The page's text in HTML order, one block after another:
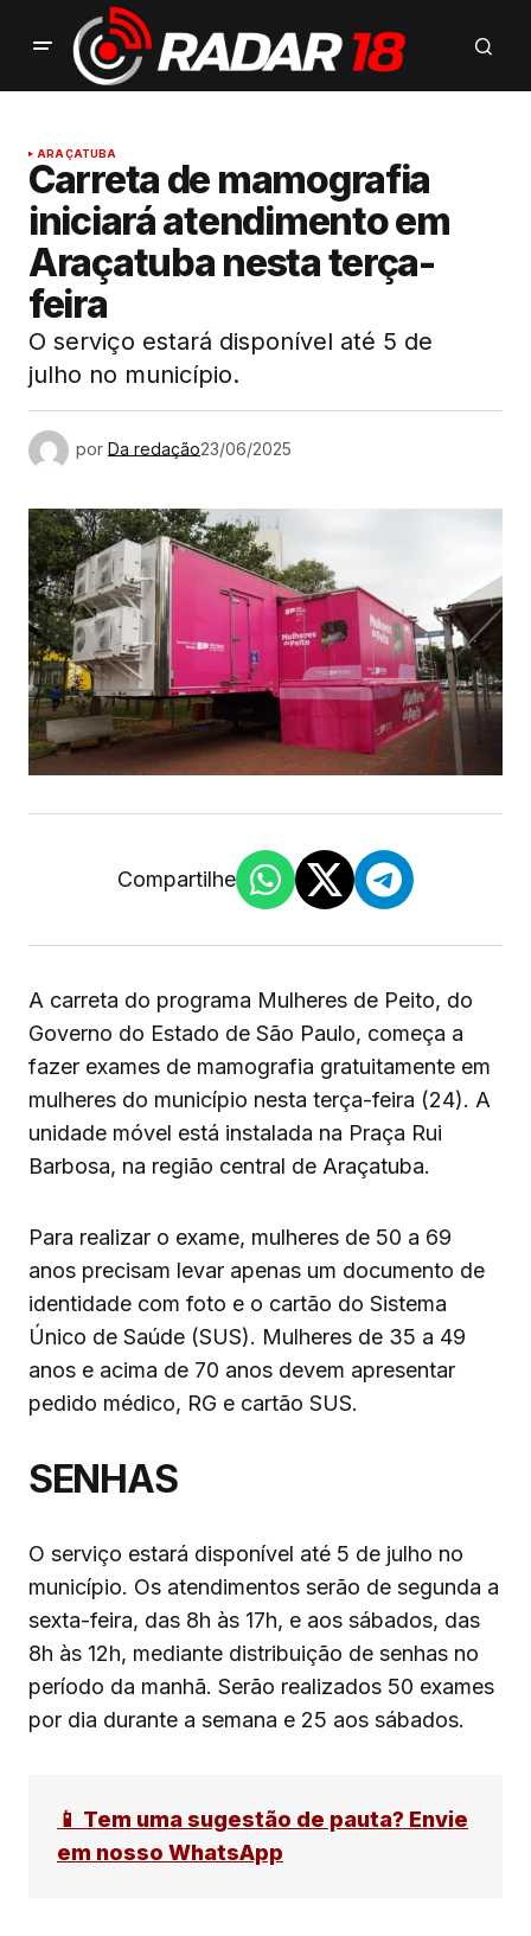
ARAÇATUBA
Carreta de mamografia
iniciará atendimento em
Araçatuba nesta terça-
feira
O serviço estará disponível até 5 de
julho no município.
por Da redação23/06/2025
Compartilhe
A carreta do programa Mulheres de Peito, do
Governo do Estado de São Paulo, começa a
fazer exames de mamografia gratuitamente em
mulheres do município nesta terça-feira (24). A
unidade móvel está instalada na Praça Rui
Barbosa, na região central de Araçatuba.
Para realizar o exame, mulheres de 50 a 69
anos precisam levar apenas um documento de
identidade com foto e o cartão do Sistema
Único de Saúde (SUS). Mulheres de 35 a 49
anos e acima de 70 anos devem apresentar
pedido médico, RG e cartão SUS.
SENHAS
O serviço estará disponível até 5 de julho no
município. Os atendimentos serão de segunda a
sexta-feira, das 8h às 17h, e aos sábados, das
8h às 12h, mediante distribuição de senhas no
período da manhã. Serão realizados 50 exames
por dia durante a semana e 25 aos sábados.
📱 Tem uma sugestão de pauta? Envie
em nosso WhatsApp